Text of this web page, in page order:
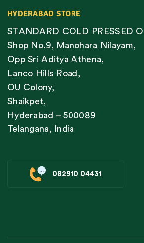
HYDERABAD STORE
STANDARD COLD PRESSED
Shop No.9, Manohara Nilayam,
Opp Sri Aditya Athena,
Lanco Hills Road,
OU Colony,
Shaikpet,
Hyderabad – 500089
Telangana, India
082910 04431